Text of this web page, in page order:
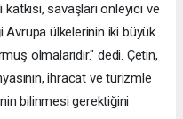
savaşları önleyici ve
Avrupa ülkelerinin iki büyük
olmalarıdır." dedi. Çetin,
ihracat ve turizmle
bilinmesi gerektiğini